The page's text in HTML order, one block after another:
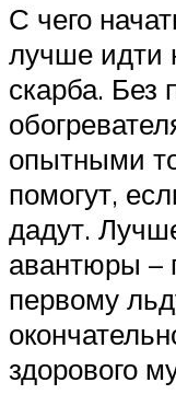
С чего
лучше идти
скарба. Без
опытными
помогут,
дадут.
авантюры –
первому
здорового